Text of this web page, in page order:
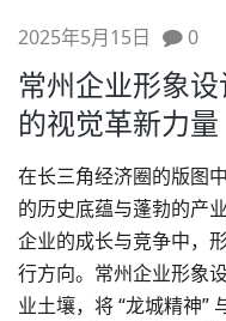
2025年5月15日 0
常州企业形象
的视觉革新力量
在长三角经济圈的版图
的历史底蕴与蓬勃的产
企业的成长与竞争中，
行方向。 常州企业形象
业土壤，将 “龙城精神”